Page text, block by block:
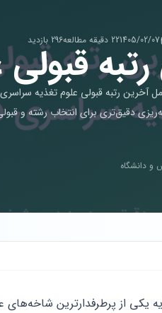
1405/02/0722 دقیقه مطالعه 296 بازدیدقبولی
دقیق‌تری برای انتخاب رشته و
و دانشگاه
یکی از پرطرفدارترین